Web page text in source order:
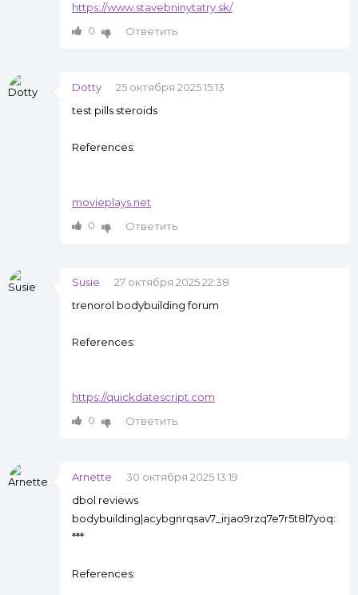
https://www.stavebninytatry.sk/
0
Ответить
Dotty
25 октября 2025 15:13
test pills steroids
References:
movieplays.net
0
Ответить
Susie
27 октября 2025 22:38
trenorol bodybuilding forum
References:
https://quickdatescript.com
0
Ответить
Arnette
30 октября 2025 13:19
dbol reviews
bodybuilding|acybgnrqsav7_irjao9rzq7e7r5t8l7yoq:
***
References: